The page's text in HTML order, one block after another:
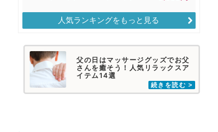
人気ランキングをもっと見る
父の日はマッサージグッズでお父
さんを癒そう！人気リラックスア
イテム14選